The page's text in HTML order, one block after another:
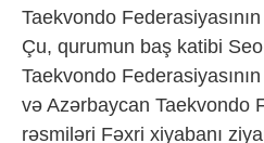
Taekvondo
Çu, qurumun baş katibi
Taekvondo
və Azərbaycan Taekvondo
rəsmiləri Fəxri xiyabanı